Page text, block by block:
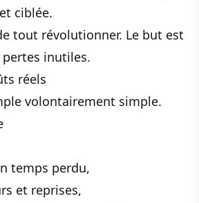
ciblée.
tout révolutionner. Le but est
inutiles.
réels
volontairement simple.
temps perdu,
et reprises,